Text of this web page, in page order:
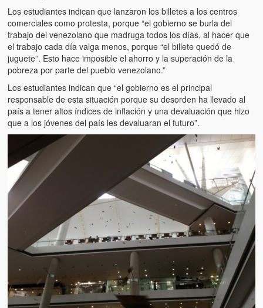
Los estudiantes indican que lanzaron los billetes a los centros
comerciales como protesta, porque “el gobierno se burla del
trabajo del venezolano que madruga todos los días, al hacer que
el trabajo cada día valga menos, porque “el billete quedó de
juguete”. Esto hace imposible el ahorro y la superación de la
pobreza por parte del pueblo venezolano.”
Los estudiantes indican que “el gobierno es el principal
responsable de esta situación porque su desorden ha llevado al
país a tener altos índices de inflación y una devaluación que hizo
que a los jóvenes del país les devaluaran el futuro”.